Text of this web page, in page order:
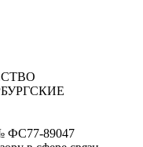
ФС77-89047